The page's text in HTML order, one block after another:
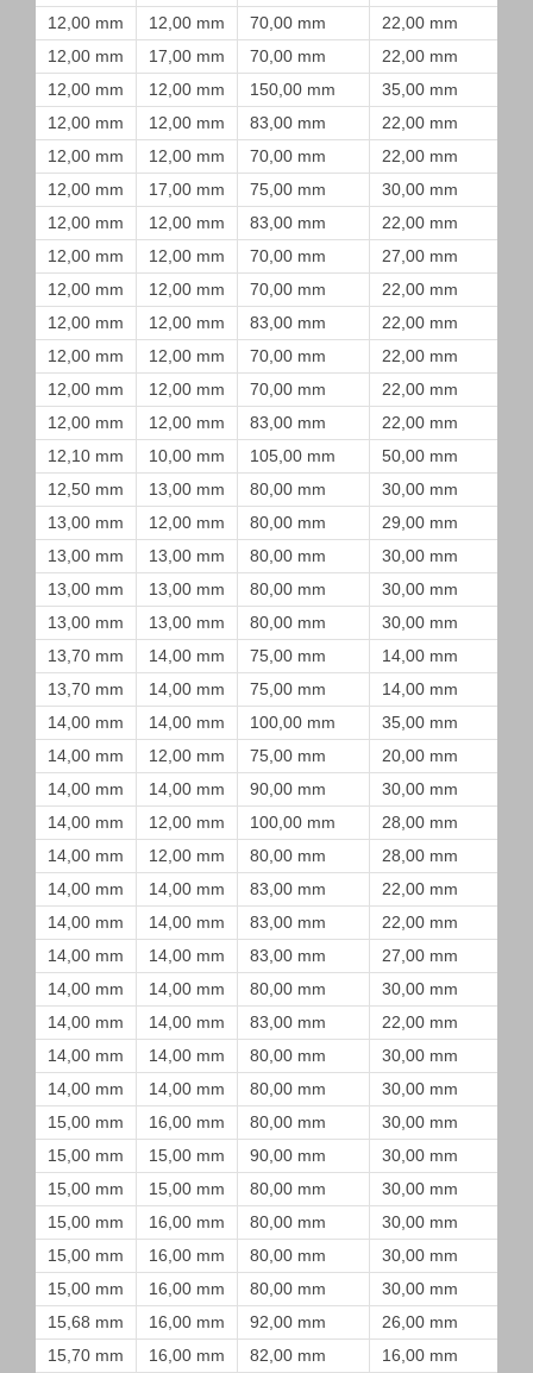
12,00 mm
12,00 mm 70,00 mm
22,00 mm
12,00 mm
17,00 mm 70,00 mm
22,00 mm
12,00 mm
12,00 mm 150,00 mm
35,00 mm
12,00 mm
12,00 mm 83,00 mm
22,00 mm
12,00 mm
12,00 mm 70,00 mm
22,00 mm
12,00 mm
17,00 mm 75,00 mm
30,00 mm
12,00 mm
12,00 mm 83,00 mm
22,00 mm
12,00 mm
12,00 mm 70,00 mm
27,00 mm
12,00 mm
12,00 mm 70,00 mm
22,00 mm
12,00 mm
12,00 mm 83,00 mm
22,00 mm
12,00 mm
12,00 mm 70,00 mm
22,00 mm
12,00 mm
12,00 mm 70,00 mm
22,00 mm
12,00 mm
12,00 mm 83,00 mm
22,00 mm
12,10 mm
10,00 mm 105,00 mm
50,00 mm
12,50 mm
13,00 mm 80,00 mm
30,00 mm
13,00 mm
12,00 mm 80,00 mm
29,00 mm
13,00 mm
13,00 mm 80,00 mm
30,00 mm
13,00 mm
13,00 mm 80,00 mm
30,00 mm
13,00 mm
13,00 mm 80,00 mm
30,00 mm
13,70 mm
14,00 mm 75,00 mm
14,00 mm
13,70 mm
14,00 mm 75,00 mm
14,00 mm
14,00 mm
14,00 mm 100,00 mm
35,00 mm
14,00 mm
12,00 mm 75,00 mm
20,00 mm
14,00 mm
14,00 mm 90,00 mm
30,00 mm
14,00 mm
12,00 mm 100,00 mm
28,00 mm
14,00 mm
12,00 mm 80,00 mm
28,00 mm
14,00 mm
14,00 mm 83,00 mm
22,00 mm
14,00 mm
14,00 mm 83,00 mm
22,00 mm
14,00 mm
14,00 mm 83,00 mm
27,00 mm
14,00 mm
14,00 mm 80,00 mm
30,00 mm
14,00 mm
14,00 mm 83,00 mm
22,00 mm
14,00 mm
14,00 mm 80,00 mm
30,00 mm
14,00 mm
14,00 mm 80,00 mm
30,00 mm
15,00 mm
16,00 mm 80,00 mm
30,00 mm
15,00 mm
15,00 mm 90,00 mm
30,00 mm
15,00 mm
15,00 mm 80,00 mm
30,00 mm
15,00 mm
16,00 mm 80,00 mm
30,00 mm
15,00 mm
16,00 mm 80,00 mm
30,00 mm
15,00 mm
16,00 mm 80,00 mm
30,00 mm
15,68 mm
16,00 mm 92,00 mm
26,00 mm
15,70 mm
16,00 mm 82,00 mm 16,00 mm